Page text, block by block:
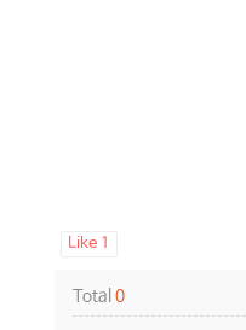
Like 1
Total 0